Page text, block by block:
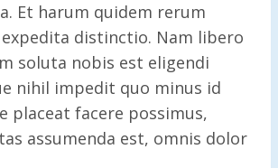
Et harum quidem rerum
distinctio. Nam libero
soluta nobis est eligendi
nihil impedit quo minus id
placeat facere possimus,
assumenda est, omnis dolor